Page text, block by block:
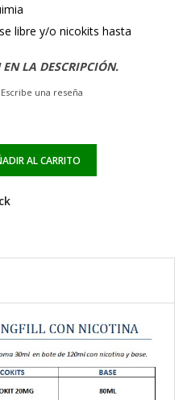
libre y/o nicokits hasta
LA DESCRIPCIÓN.
Escribe una reseña
AL CARRITO